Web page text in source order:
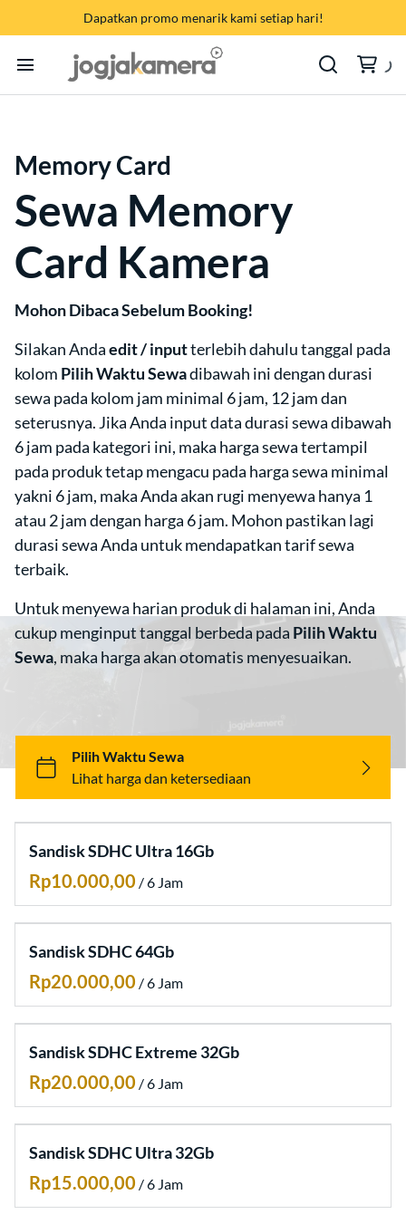
Dapatkan promo menarik kami setiap hari!
Cara Sewa
Produk Kategori
Audio Interface | Sound System
Baterai | Charger | AC Adaptor
Live Streaming | Hybrid Meeting
Harga Bundling {PROMO}
Brand
SONY
CANON
NIKON
GODOX
APPLE
Pembayaran
Hubungi Kami
Artikel
Memory Card
Sewa Memory
Card Kamera
Mohon Dibaca Sebelum Booking!
Silakan Andaedit / inputterlebih dahulutanggal pada
kolom Pilih Waktu Sewadibawah ini dengan durasi
sewa pada kolom jam minimal 6 jam, 12 jam dan
seterusnya. Jika Anda input data durasi sewa dibawah
6 jam pada kategori ini, maka harga sewa tertampil
pada produk tetap mengacu pada harga sewa minimal
yakni 6 jam, maka Anda akan rugi menyewa hanya 1
atau 2 jam dengan harga 6 jam. Mohon pastikan lagi
durasi sewa Anda untuk mendapatkan tarif sewa
terbaik.
Untuk menyewa harian produk di halaman ini, Anda
cukup menginput tanggal berbeda pada Pilih Waktu
Sewa, maka harga akan otomatis menyesuaikan.
Sandisk SDHC Ultra 16Gb
/
Sandisk SDHC 64Gb
/
Sandisk SDHC Extreme 32Gb
/
Sandisk SDHC Ultra 32Gb
/